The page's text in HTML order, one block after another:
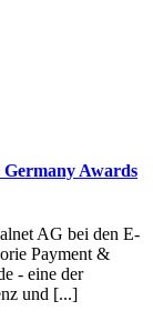
Germany Awards
AG bei den E-
Payment &
- eine der
und [...]